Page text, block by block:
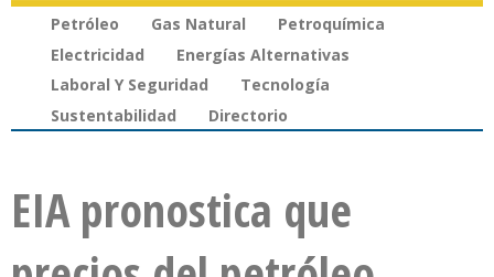
Petróleo Gas Natural
Petroquímica
Electricidad
Energías Alternativas
Laboral Y Seguridad
Tecnología
Sustentabilidad
Directorio
EIA pronostica que